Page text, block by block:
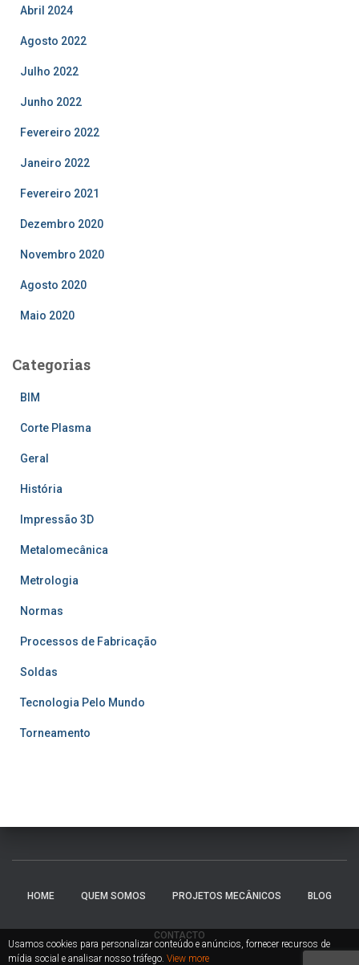
Abril 2024
Agosto 2022
Julho 2022
Junho 2022
Fevereiro 2022
Janeiro 2022
Fevereiro 2021
Dezembro 2020
Novembro 2020
Agosto 2020
Maio 2020
Categorias
BIM
Corte Plasma
Geral
História
Impressão 3D
Metalomecânica
Metrologia
Normas
Processos de Fabricação
Soldas
Tecnologia Pelo Mundo
Torneamento
HOME QUEM SOMOS PROJETOS MECÂNICOS BLOG
CONTACTO
Usamos cookies para personalizar conteúdo e anúncios, fornecer recursos de
mídia social e analisar nosso tráfego. View more